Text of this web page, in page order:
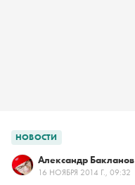
НОВОСТИ
Александр Бакланов
16 НОЯБРЯ 2014 Г., 09:32